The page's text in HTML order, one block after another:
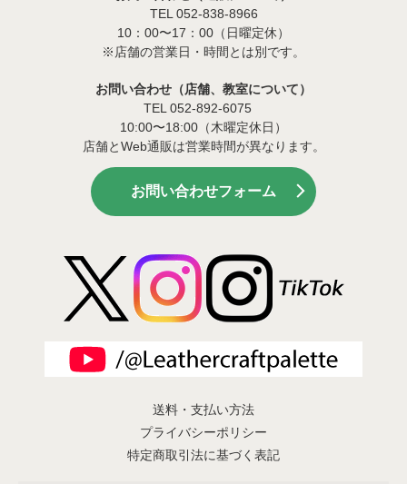
TEL 052-838-8966
10：00〜17：00（日曜定休）
※店舗の営業日・時間とは別です。
お問い合わせ（店舗、教室について）
TEL 052-892-6075
10:00〜18:00（木曜定休日）
店舗とWeb通販は営業時間が異なります。
お問い合わせフォーム
送料・支払い方法
プライバシーポリシー
特定商取引法に基づく表記